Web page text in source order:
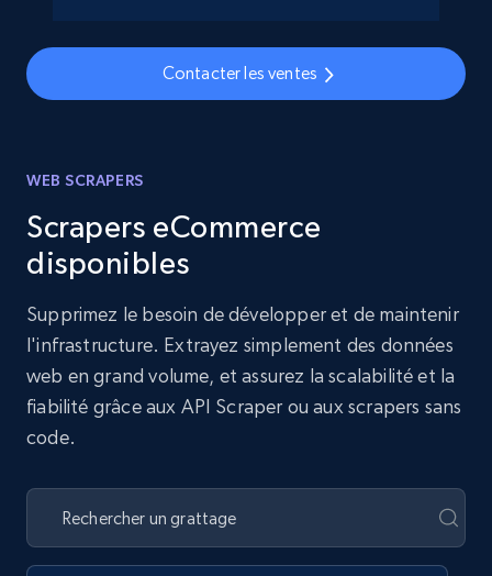
Contacter les ventes
WEB SCRAPERS
Scrapers eCommerce
disponibles
Supprimez le besoin de développer et de maintenir
l'infrastructure. Extrayez simplement des données
web en grand volume, et assurez la scalabilité et la
fiabilité grâce aux API Scraper ou aux scrapers sans
code.